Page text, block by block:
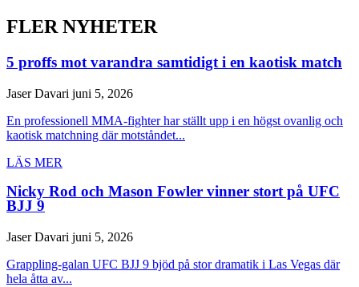
FLER NYHETER
5 proffs mot varandra samtidigt i en kaotisk match
Jaser Davari juni 5, 2026
En professionell MMA-fighter har ställt upp i en högst ovanlig och
kaotisk matchning där motståndet...
LÄS MER
Nicky Rod och Mason Fowler vinner stort på UFC
BJJ 9
Jaser Davari juni 5, 2026
Grappling-galan UFC BJJ 9 bjöd på stor dramatik i Las Vegas där
hela åtta av...